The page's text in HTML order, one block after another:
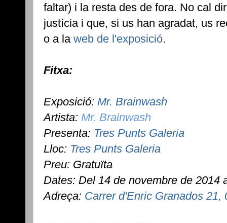
faltar) i la resta des de fora. No cal
justícia i que, si us han agradat, us
o a la web de l'exposició.
Fitxa:
Exposició: Mr. Brainwash
Artista: Mr. Brainwash
Presenta: Tres Punts Galeria
Lloc: Tres Punts Galeria
Preu: Gratuïta
Dates: Del 14 de novembre de 2014
Adreça: Carrer d'Enric Granados 21,